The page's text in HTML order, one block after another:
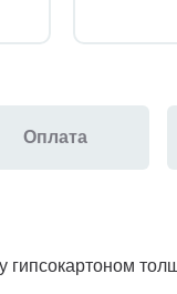
Оплата